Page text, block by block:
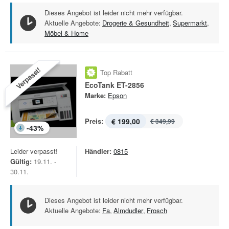
Dieses Angebot ist leider nicht mehr verfügbar.
Aktuelle Angebote: Drogerie & Gesundheit, Supermarkt,
Möbel & Home
Verpasst!
-43%
Top Rabatt
EcoTank ET-2856
Marke: Epson
Preis: € 199,00 € 349,99
Leider verpasst!
Gültig: 19.11. -
30.11.
Händler: 0815
Dieses Angebot ist leider nicht mehr verfügbar.
Aktuelle Angebote: Fa, Almdudler, Frosch